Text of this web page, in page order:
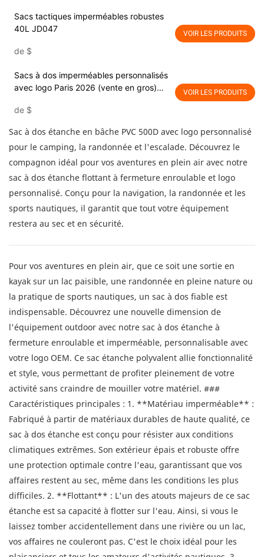
Sacs tactiques imperméables robustes
40L JD047
de $
VOIR LES PRODUITS
Sacs à dos imperméables personnalisés
avec logo Paris 2026 (vente en gros)
de $
VOIR LES PRODUITS
Sac à dos étanche en bâche PVC 500D avec logo personnalisé
pour le camping, la randonnée et l'escalade. Découvrez le
compagnon idéal pour vos aventures en plein air avec notre
sac à dos étanche flottant à fermeture enroulable et logo
personnalisé. Conçu pour la navigation, la randonnée et les
sports nautiques, il garantit que tout votre équipement
restera au sec et en sécurité.
Pour vos aventures en plein air, que ce soit une sortie en
kayak sur un lac paisible, une randonnée en pleine nature ou
la pratique de sports nautiques, un sac à dos fiable est
indispensable. Découvrez une nouvelle dimension de
l'équipement outdoor avec notre sac à dos étanche à
fermeture enroulable et imperméable, personnalisable avec
votre logo OEM. Ce sac étanche polyvalent allie fonctionnalité
et style, vous permettant de profiter pleinement de votre
activité sans craindre de mouiller votre matériel. ###
Caractéristiques principales : 1. **Matériau imperméable** :
Fabriqué à partir de matériaux durables de haute qualité, ce
sac à dos étanche est conçu pour résister aux conditions
climatiques extrêmes. Son extérieur épais et robuste offre
une protection optimale contre l'eau, garantissant que vos
affaires restent au sec, même dans les conditions les plus
difficiles. 2. **Flottant** : L'un des atouts majeurs de ce sac
étanche est sa capacité à flotter sur l'eau. Ainsi, si vous le
laissez tomber accidentellement dans une rivière ou un lac,
vos affaires ne couleront pas. C'est le choix idéal pour les